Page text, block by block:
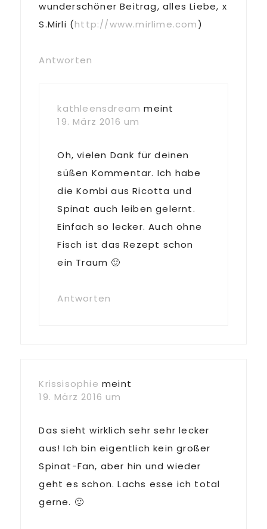
wunderschöner Beitrag, alles Liebe, x
S.Mirli (http://www.mirlime.com)
Antworten
kathleensdream meint
19. März 2016 um
Oh, vielen Dank für deinen
süßen Kommentar. Ich habe
die Kombi aus Ricotta und
Spinat auch leiben gelernt.
Einfach so lecker. Auch ohne
Fisch ist das Rezept schon
ein Traum 🙂
Antworten
Krissisophie meint
19. März 2016 um
Das sieht wirklich sehr sehr lecker
aus! Ich bin eigentlich kein großer
Spinat-Fan, aber hin und wieder
geht es schon. Lachs esse ich total
gerne. 🙂